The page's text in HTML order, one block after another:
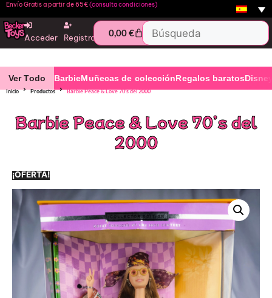
Envío Gratis a partir de 65€(consulta condiciones)
Acceder Registro 0,00€
Ver Todo BarbieMuñecas de colecciónRegalos baratos
Inicio Productos Barbie Peace & Love 70’s del 2000
Barbie Peace & Love 70’s del
2000
¡OFERTA!